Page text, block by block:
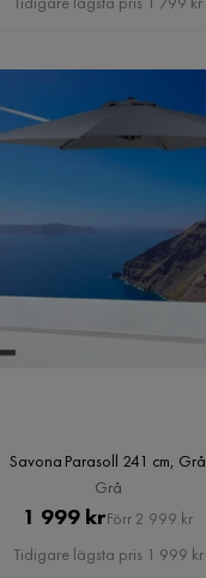
Savona Parasoll 241 cm, Grå
Grå
Pris
1 999 krOriginal
Pris
Förr 2 999 kr
Tidigare lägsta pris 1 999 kr